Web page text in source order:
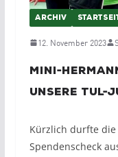
ARCHIV
12. November 2023
Mini-
unsere TuL-
Kürzlich durfte die
Spendenscheck